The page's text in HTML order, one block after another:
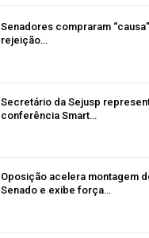
Senadores compraram
rejeição…
Secretário da Sejusp
conferência Smart…
Oposição acelera montagem
Senado e exibe força…